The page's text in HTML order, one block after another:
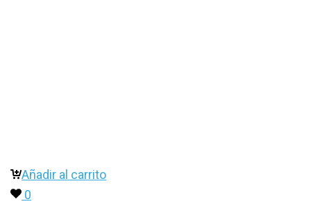
Añadir al carrito
0